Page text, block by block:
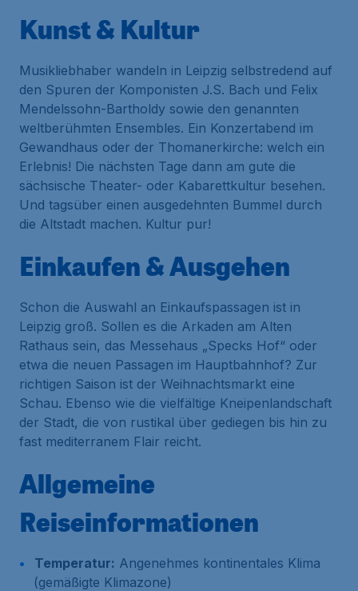
Kunst & Kultur
Musikliebhaber wandeln in Leipzig selbstredend auf
den Spuren der Komponisten J.S. Bach und Felix
Mendelssohn-Bartholdy sowie den genannten
weltberühmten Ensembles. Ein Konzertabend im
Gewandhaus oder der Thomanerkirche: welch ein
Erlebnis! Die nächsten Tage dann am gute die
sächsische Theater- oder Kabarettkultur besehen.
Und tagsüber einen ausgedehnten Bummel durch
die Altstadt machen. Kultur pur!
Einkaufen & Ausgehen
Schon die Auswahl an Einkaufspassagen ist in
Leipzig groß. Sollen es die Arkaden am Alten
Rathaus sein, das Messehaus „Specks Hof“ oder
etwa die neuen Passagen im Hauptbahnhof? Zur
richtigen Saison ist der Weihnachtsmarkt eine
Schau. Ebenso wie die vielfältige Kneipenlandschaft
der Stadt, die von rustikal über gediegen bis hin zu
fast mediterranem Flair reicht.
Allgemeine
Reiseinformationen
Temperatur: Angenehmes kontinentales Klima
(gemäßigte Klimazone)